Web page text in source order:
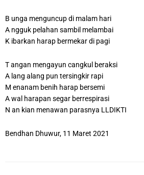
B unga menguncup di malam hari
A ngguk pelahan sambil melambai
K ibarkan harap bermekar di pagi
T angan mengayun cangkul beraksi
A lang alang pun tersingkir rapi
M enanam benih harap bersemi
A wal harapan segar berrespirasi
N an kian menawan parasnya LLDIKTI
Bendhan Dhuwur, 11 Maret 2021